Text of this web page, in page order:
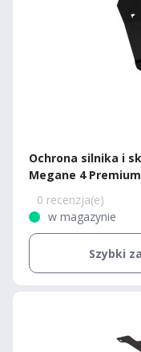
Ochrona silnika i
Megane 4 Premium
0 recenzja(e)
w magazynie
Szybki